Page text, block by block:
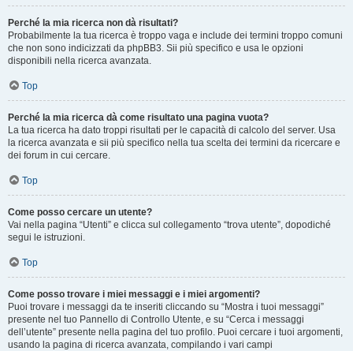
Perché la mia ricerca non dà risultati?
Probabilmente la tua ricerca è troppo vaga e include dei termini troppo comuni
che non sono indicizzati da phpBB3. Sii più specifico e usa le opzioni
disponibili nella ricerca avanzata.
Top
Perché la mia ricerca dà come risultato una pagina vuota?
La tua ricerca ha dato troppi risultati per le capacità di calcolo del server. Usa
la ricerca avanzata e sii più specifico nella tua scelta dei termini da ricercare e
dei forum in cui cercare.
Top
Come posso cercare un utente?
Vai nella pagina “Utenti” e clicca sul collegamento “trova utente”, dopodiché
segui le istruzioni.
Top
Come posso trovare i miei messaggi e i miei argomenti?
Puoi trovare i messaggi da te inseriti cliccando su “Mostra i tuoi messaggi”
presente nel tuo Pannello di Controllo Utente, e su “Cerca i messaggi
dell’utente” presente nella pagina del tuo profilo. Puoi cercare i tuoi argomenti,
usando la pagina di ricerca avanzata, compilando i vari campi